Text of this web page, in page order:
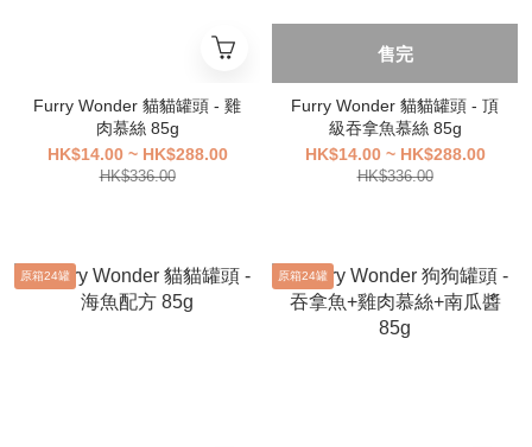
Furry Wonder 貓貓罐頭 - 雞
肉慕絲 85g
HK$14.00 ~ HK$288.00
HK$336.00
售完
Furry Wonder 貓貓罐頭 - 頂
級吞拿魚慕絲 85g
HK$14.00 ~ HK$288.00
HK$336.00
原箱24罐 原箱24罐